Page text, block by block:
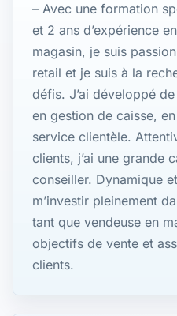
– Avec une formation
et 2 ans d’expérience
magasin, je suis
retail et je suis à la
défis. J’ai développé
en gestion de caisse,
service clientèle.
clients, j’ai une grande
conseiller. Dynamique
m’investir pleinement
tant que vendeuse en
objectifs de vente et
clients.